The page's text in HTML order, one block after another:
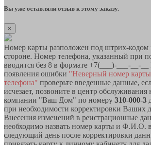
Вы уже оставляли отзыв к этому заказу.
×
Номер карты разположен под штрих-кодом
стороне. Номер телефона, указанный при
вводится без 8 в формате +7(___)-___-__-__
появления ошибки "Неверный номер
телефона" проверьте введенные данные,
исчезает, позвоните в центр обслуживания
компании "Ваш Дом" по номеру 310-000-3
при необходимости корректировки Ваших
Внесения изменений в реистрационные
необходимо назвать номер карты и Ф.И.О.
следующий день после корректировки